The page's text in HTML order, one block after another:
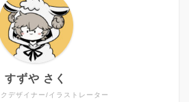
デザイナー/イラストレーター
すずや さく